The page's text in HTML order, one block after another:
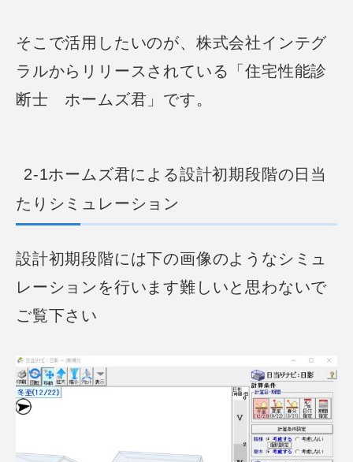
そこで活用したいのが、株式会社インテグ
ラルからリリースされている
「住宅性能診
断士 ホームズ君」です。
2-1ホームズ君による設計初期段階の日当
たりシミュレーション
設計初期段階には下の画像のようなシミュ
レーションを行います難しいと思わないで
ご覧下さい